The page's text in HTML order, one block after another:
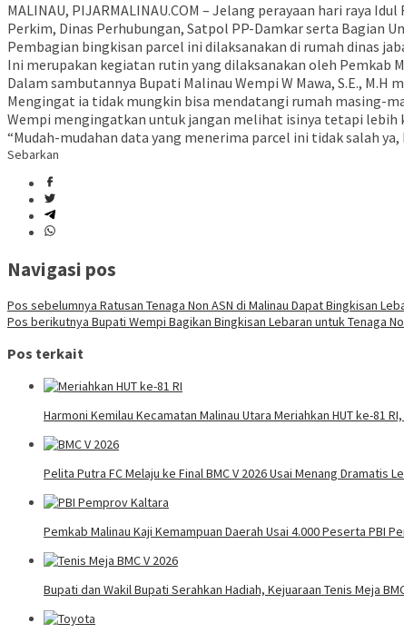
MALINAU, PIJARMALINAU.COM – Jelang perayaan hari raya
Perkim, Dinas Perhubungan, Satpol PP-Damkar serta Bagian
Pembagian bingkisan parcel ini dilaksanakan di rumah dinas
Ini merupakan kegiatan rutin yang dilaksanakan oleh Pemkab
Dalam sambutannya Bupati Malinau Wempi W Mawa, S.E.,
Mengingat ia tidak mungkin bisa mendatangi rumah masing-
Wempi mengingatkan untuk jangan melihat isinya tetapi lebih
“Mudah-mudahan data yang menerima parcel ini tidak salah
Sebarkan
Navigasi pos
Pos sebelumnya Ratusan Tenaga Non ASN di Malinau Dapat Bingkisan
Pos berikutnya Bupati Wempi Bagikan Bingkisan Lebaran untuk Tenaga
Pos terkait
Harmoni Kemilau Kecamatan Malinau Utara Meriahkan HUT ke-81
Pelita Putra FC Melaju ke Final BMC V 2026 Usai Menang Dramatis
Pemkab Malinau Kaji Kemampuan Daerah Usai 4.000 Peserta PBI
Bupati dan Wakil Bupati Serahkan Hadiah, Kejuaraan Tenis Meja